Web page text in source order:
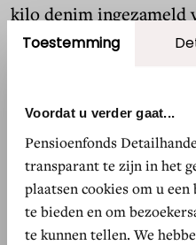
Toestemming
Voordat u verder gaat...
Pensioenfonds
transparant te zijn in het
plaatsen cookies om u
te bieden en om
te kunnen tellen. We
kilo denim ingezameld
duurzame tassen en
minder plastic tassen te